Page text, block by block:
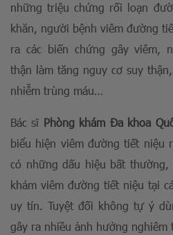
những triệu chứng rối loạn
khăn, người bệnh viêm đường
ra các biến chứng gây viêm,
thận làm tăng nguy cơ suy
nhiễm trùng máu…
Bác sĩ Phòng khám Đa khoa
biểu hiện viêm đường tiết niệu
có những dấu hiệu bất
khám viêm đường tiết niệu tại
uy tín. Tuyệt đối không tự ý
gây ra nhiều ảnh hưởng nghiêm